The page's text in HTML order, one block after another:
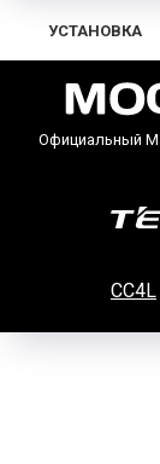
УСТАНОВКА
Официальный
CC4L